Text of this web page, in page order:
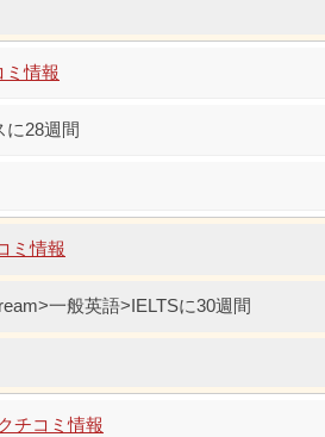
ミ情報
に28週間
ミ情報
一般英語>IELTSに30週間
チコミ情報